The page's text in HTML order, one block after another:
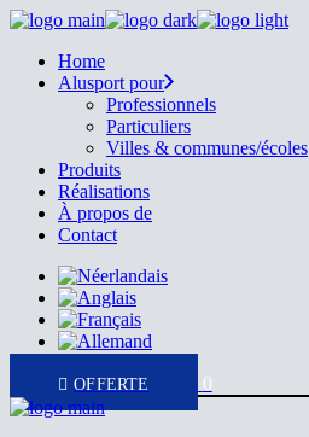
Skip
content
Home
Alusport pour
Professionnels
Particuliers
Villes & communes/écoles
Produits
Réalisations
À propos de
Contact
0